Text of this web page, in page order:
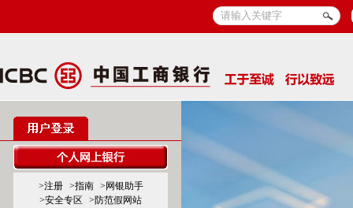
>注册 >指南
>网银助手
>安全专区
>防范假网站